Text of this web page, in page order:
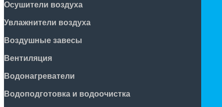
Осушители воздуха
Увлажнители воздуха
Воздушные завесы
Вентиляция
Водонагреватели
Водоподготовка и водоочистка